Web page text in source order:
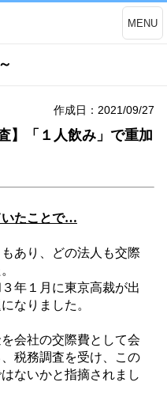
MENU
作成日：2021/09/27
】「１人飲み」で重加
いたことで…
あり、どの法人も交際
年１月に東京高裁が出
なりました。
会社の交際費として会
税務調査を受け、この
ないかと指摘されまし